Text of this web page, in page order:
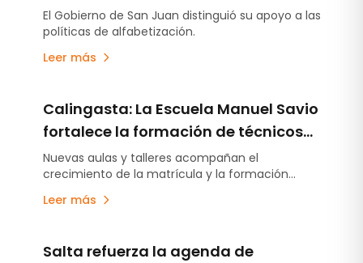
El Gobierno de San Juan distinguió su apoyo a las
políticas de alfabetización.
Leer más
Calingasta: La Escuela Manuel Savio
fortalece la formación de técnicos
mineros con nuevas obras y
convenios estratégicos
Nuevas aulas y talleres acompañan el
crecimiento de la matrícula y la formación
técnica minera.
Leer más
Salta refuerza la agenda de